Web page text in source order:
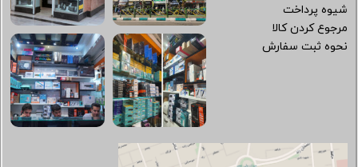
شیوه پرداخت
مرجوع کردن کالا
نحوه ثبت سفارش